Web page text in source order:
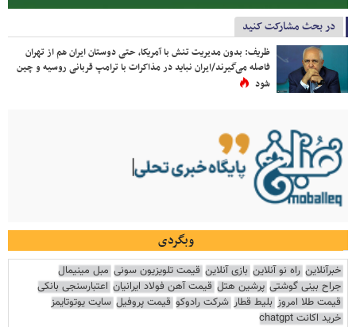
در بحث مشارکت کنید
ظریف: بدون مدیریت تنش با آمریکا، حتی دوستان ایران هم از تهران
فاصله می‌گیرند/ایران نباید در مذاکرات با ترامپ قربانی روسیه و چین
شود
وبگردی
خبرآنلاین راه نو آنلاین بازی آنلاین قیمت تلویزیون سونی مبل مینیمال
جراح بینی گوشتی پرشین هتل قیمت آهن فولاد ایرانیان اعتبارسنجی بانکی
قیمت طلا امروز بلیط قطار شرکت رادوکو قیمت پروفیل سایت یوتوتایمز
خرید اکانت chatgpt